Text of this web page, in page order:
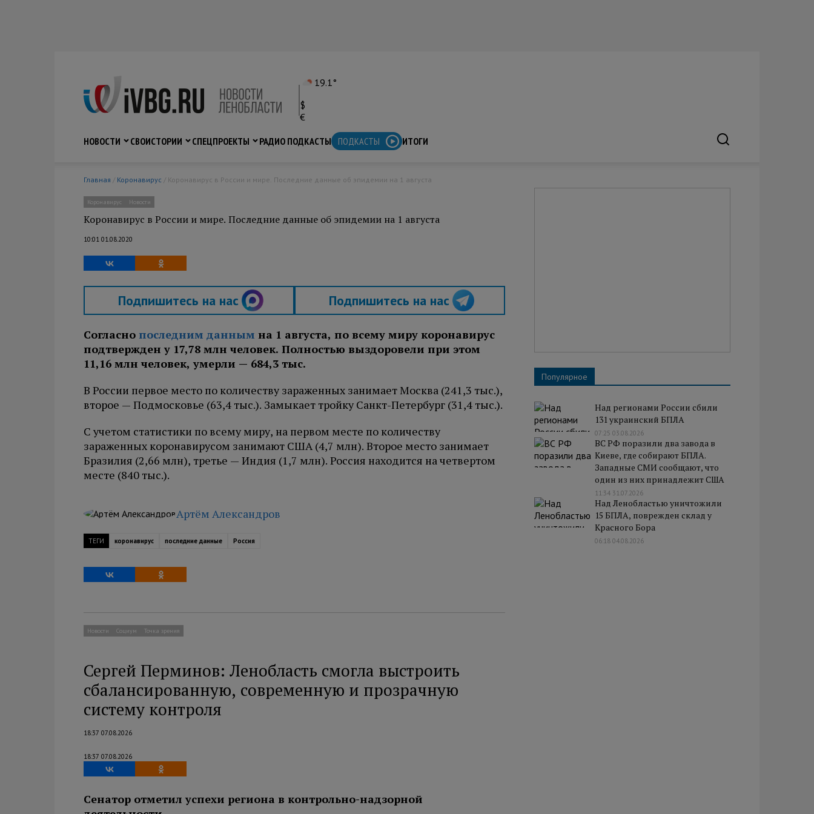
19.1°
$
€
НОВОСТИ
СВОИСТОРИИ СПЕЦПРОЕКТЫ РАДИО ПОДКАСТЫ ПОДКАСТЫ ИТОГИ
Главная / Коронавирус / Коронавирус в России и мире. Последние данные об эпидемии на 1 августа
Коронавирус Новости
Коронавирус в России и мире. Последние данные об эпидемии на 1 августа
10:01 01.08.2020
Подпишитесь на нас Подпишитесь на нас
Согласно последним данным на 1 августа, по всему миру коронавирус
подтвержден у 17,78 млн человек. Полностью выздоровели при этом
11,16 млн человек, умерли — 684,3 тыс.
В России первое место по количеству зараженных занимает Москва (241,3 тыс.),
второе — Подмосковье (63,4 тыс.). Замыкает тройку Санкт-Петербург (31,4 тыс.).
С учетом статистики по всему миру, на первом месте по количеству
зараженных коронавирусом занимают США (4,7 млн). Второе место занимает
Бразилия (2,66 млн), третье — Индия (1,7 млн). Россия находится на четвертом
месте (840 тыс.).
Артём Александров
ТЕГИ коронавирус последние данные Россия
Новости Социум Точка зрения
Сергей Перминов: Ленобласть смогла выстроить
сбалансированную, современную и прозрачную
систему контроля
18:37 07.08.2026
18:37 07.08.2026
Сенатор отметил успехи региона в контрольно-надзорной
Популярное
Над регионами России сбили
131 украинский БПЛА
07:25 03.08.2026
ВС РФ поразили два завода в
Киеве, где собирают БПЛА.
Западные СМИ сообщают, что
один из них принадлежит США
11:34 31.07.2026
Над Ленобластью уничтожили
15 БПЛА, поврежден склад у
Красного Бора
06:18 04.08.2026